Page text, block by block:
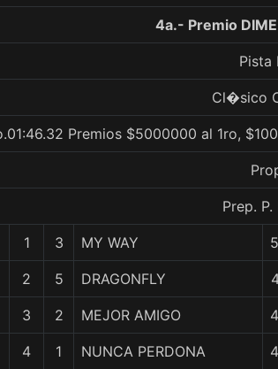
4a.- Premio
Pista
Cl�sico
Premios $5000000 al 1ro,
Prep. P.
1 3 MY WAY
2 5 DRAGONFLY
3 2 MEJOR AMIGO
4 1 NUNCA PERDONA